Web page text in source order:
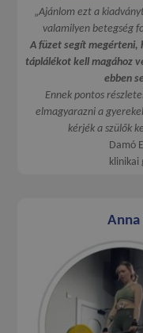
„Ajánlom ezt a
valamilyen betegség
A füzet segít megérteni,
táplálékot kell magához
ebben
Ennek pontos
elmagyarazni a
kérjék a szülők
Damó
klinikai
Anna